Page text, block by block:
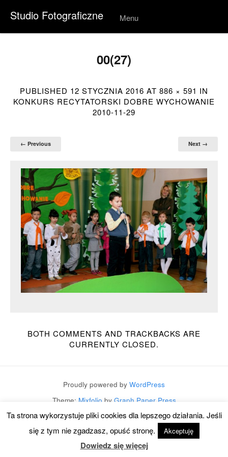
Studio Fotograficzne Menu
Skip to
00(27)
PUBLISHED 12 STYCZNIA 2016 AT 886 × 591 IN
KONKURS RECYTATORSKI DOBRE WYCHOWANIE
2010-11-29
← Previous Next →
BOTH COMMENTS AND TRACKBACKS ARE
CURRENTLY CLOSED.
Proudly powered by WordPress
Theme: Mixfolio by Graph Paper Press
Ta strona wykorzystuje pliki cookies dla lepszego działania. Jeśli
się z tym nie zgadzasz, opuść stronę.
Akceptuję
Dowiedz się więcej